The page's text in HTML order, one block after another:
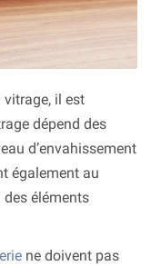
vitrage, il est
dépend des
d’envahissement
également au
des éléments
ne doivent pas